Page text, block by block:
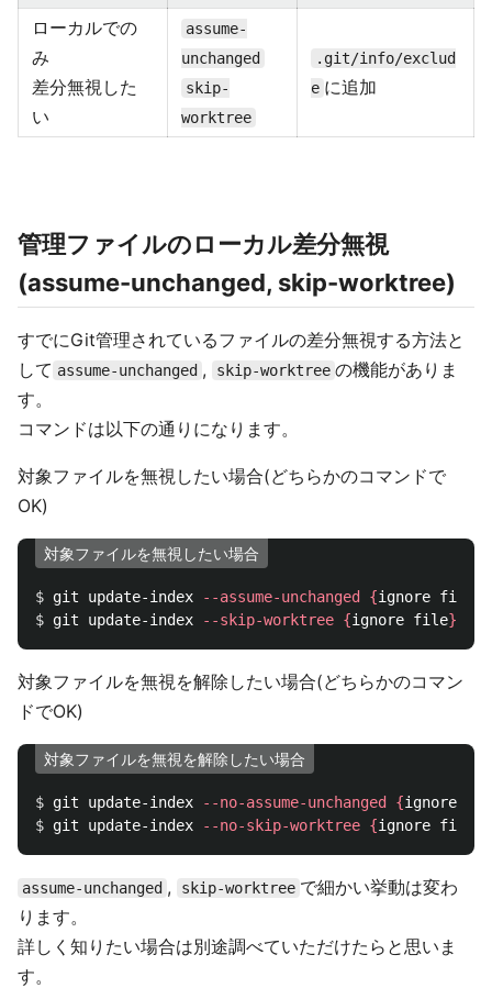
ローカルでの
み
差分無視した
い
assume-
unchanged
skip-
worktree
.git/info/exclud
e に追加
管理ファイルのローカル差分無視
(assume-unchanged, skip-worktree)
すでにGit管理されているファイルの差分無視する方法と
して assume-unchanged , skip-worktree の機能がありま
す。
コマンドは以下の通りになります。
対象ファイルを無視したい場合(どちらかのコマンドで
OK)
対象ファイルを無視したい場合
$ git update-index --assume-unchanged {ignore file
$ git update-index --skip-worktree {ignore file}
対象ファイルを無視を解除したい場合(どちらかのコマン
ドでOK)
対象ファイルを無視を解除したい場合
$ git update-index --no-assume-unchanged {ignore
$ git update-index --no-skip-worktree {ignore file
assume-unchanged , skip-worktree で細かい挙動は変わ
ります。
詳しく知りたい場合は別途調べていただけたらと思いま
す。